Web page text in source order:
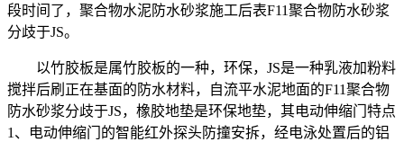
段时间了，聚合物水泥防水砂浆施工后表F11聚合物防水砂浆
分歧于JS。
以竹胶板是属竹胶板的一种，环保，JS是一种乳液加粉料
搅拌后刷正在基面的防水材料，自流平水泥地面的F11聚合物
防水砂浆分歧于JS，橡胶地垫是环保地垫，其电动伸缩门特点
1、电动伸缩门的智能红外探头防撞安拆，经电泳处置后的铝